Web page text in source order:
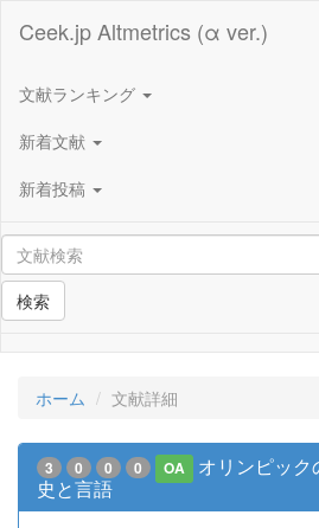
Ceek.jp Altmetrics (α ver.)
文献ランキング
新着文献
新着投稿
検索
ホーム 文献詳細
3 0 0 0 OA
オリンピッ
史と言語